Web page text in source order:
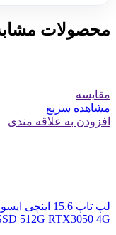
محصولات
مقایسه
مشاهده سریع
افزودن به علاقه مندی
512G RTX3050 4G